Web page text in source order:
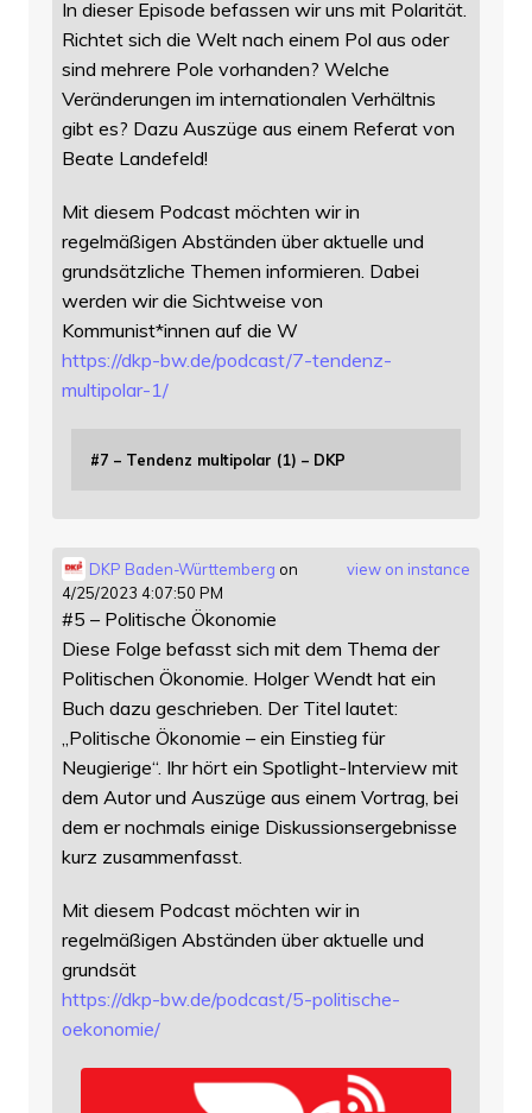
In dieser Episode befassen wir uns mit Polarität.
Richtet sich die Welt nach einem Pol aus oder
sind mehrere Pole vorhanden? Welche
Veränderungen im internationalen Verhältnis
gibt es? Dazu Auszüge aus einem Referat von
Beate Landefeld!
Mit diesem Podcast möchten wir in
regelmäßigen Abständen über aktuelle und
grundsätzliche Themen informieren. Dabei
werden wir die Sichtweise von
Kommunist*innen auf die W
https://dkp-bw.de/podcast/7-tendenz-
multipolar-1/
#7 – Tendenz multipolar (1) – DKP
view on instance
DKP Baden-Württemberg on
4/25/2023 4:07:50 PM
#5 – Politische Ökonomie
Diese Folge befasst sich mit dem Thema der
Politischen Ökonomie. Holger Wendt hat ein
Buch dazu geschrieben. Der Titel lautet:
„Politische Ökonomie – ein Einstieg für
Neugierige“. Ihr hört ein Spotlight-Interview mit
dem Autor und Auszüge aus einem Vortrag, bei
dem er nochmals einige Diskussionsergebnisse
kurz zusammenfasst.
Mit diesem Podcast möchten wir in
regelmäßigen Abständen über aktuelle und
grundsät
https://dkp-bw.de/podcast/5-politische-
oekonomie/